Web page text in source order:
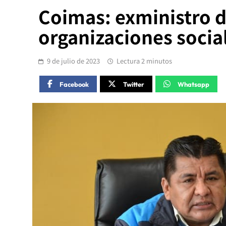
Coimas: exministro
organizaciones
9 de julio de 2023 Lectura 2 minutos
Facebook Twitter Whatsapp